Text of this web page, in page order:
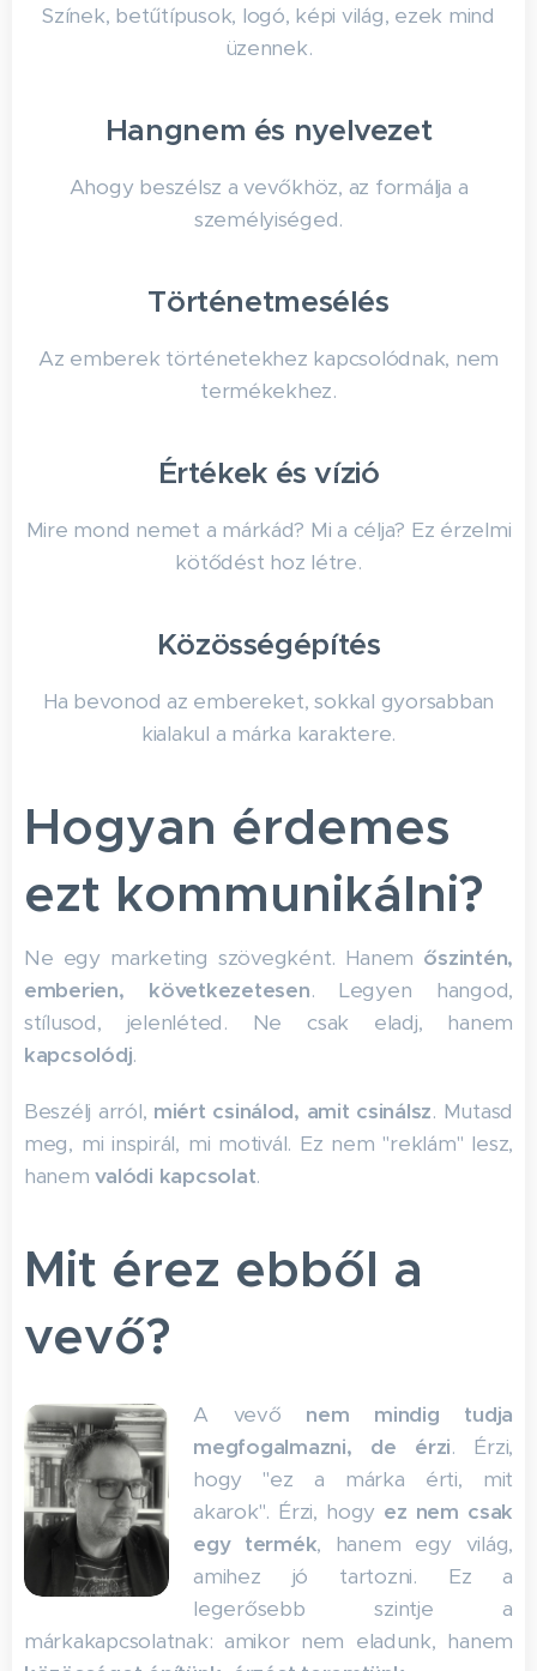
Színek, betűtípusok, logó, képi világ, ezek mind
üzennek.
Hangnem és nyelvezet
Ahogy beszélsz a vevőkhöz, az formálja a
személyiséged.
Történetmesélés
Az emberek történetekhez kapcsolódnak, nem
termékekhez.
Értékek és vízió
Mire mond nemet a márkád? Mi a célja? Ez érzelmi
kötődést hoz létre.
Közösségépítés
Ha bevonod az embereket, sokkal gyorsabban
kialakul a márka karaktere.
Hogyan érdemes
ezt kommunikálni?
Ne egy marketing szövegként. Hanem őszintén,
emberien, következetesen. Legyen hangod,
stílusod, jelenléted. Ne csak eladj, hanem
kapcsolódj.
Beszélj arról, miért csinálod, amit csinálsz. Mutasd
meg, mi inspirál, mi motivál. Ez nem "reklám" lesz,
hanemvalódi kapcsolat.
Mit érez ebből a
vevő?
A vevő nem mindig tudja
megfogalmazni, de érzi. Érzi,
hogy "ez a márka érti, mit
akarok". Érzi, hogy ez nem csak
egy termék, hanem egy világ,
amihez jó tartozni. Ez a
legerősebb szintje a
márkakapcsolatnak: amikor nem eladunk, hanem